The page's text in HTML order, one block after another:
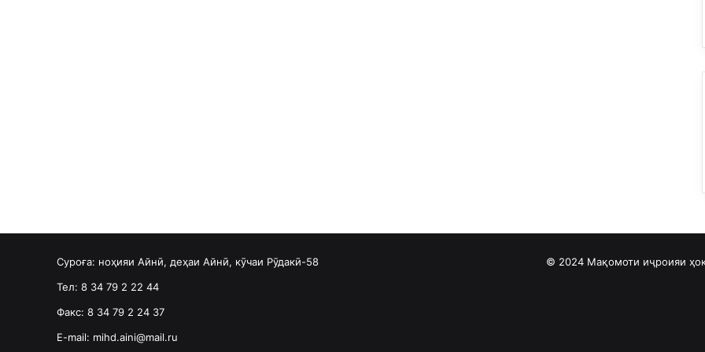
Суроға: ноҳияи Айнӣ, деҳаи Айнӣ, кӯчаи Рӯдакӣ-58
Тел: 8 34 79 2 22 44
Факс: 8 34 79 2 24 37
E-mail: mihd.aini@mail.ru
© 2024 Мақомоти иҷроияи